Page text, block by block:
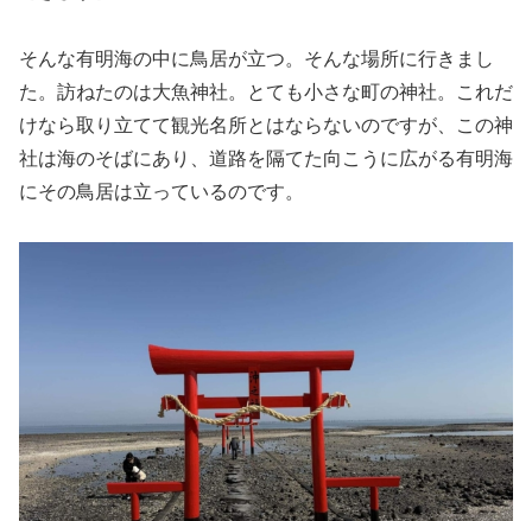
そんな有明海の中に鳥居が立つ。そんな場所に行きまし
た。訪ねたのは大魚神社。とても小さな町の神社。これだ
けなら取り立てて観光名所とはならないのですが、この神
社は海のそばにあり、道路を隔てた向こうに広がる有明海
にその鳥居は立っているのです。